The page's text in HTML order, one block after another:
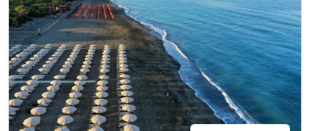
inkl. Kaffee- und Teestation im Zimmer
inkl. eine Flasche Mineralwasser
inkl. Welcome Drink
inkl. Parkplatz & W-LAN Nutzung